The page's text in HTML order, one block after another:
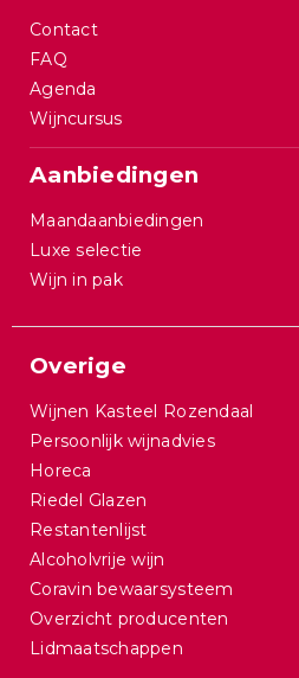
Contact
FAQ
Agenda
Wijncursus
Aanbiedingen
Maandaanbiedingen
Luxe selectie
Wijn in pak
Overige
Wijnen Kasteel Rozendaal
Persoonlijk wijnadvies
Horeca
Riedel Glazen
Restantenlijst
Alcoholvrije wijn
Coravin bewaarsysteem
Overzicht producenten
Lidmaatschappen